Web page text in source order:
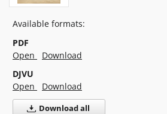
Available formats:
PDF
Open
Download
DJVU
Open
Download
Download all